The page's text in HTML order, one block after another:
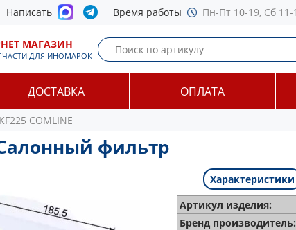
Написать Время работы Пн-Пт 10-19, Сб 11-
МАГАЗИН
ДЛЯ ИНОМАРОК
ДОСТАВКА ОПЛАТА
COMLINE
Салонный фильтр
Характеристики
Артикул изделия:
Бренд производитель: